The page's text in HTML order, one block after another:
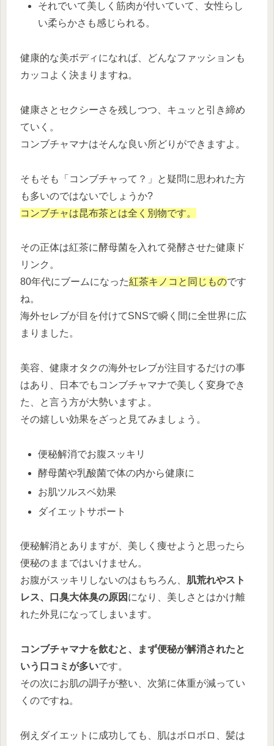
それでいて美しく筋肉が付いていて、女性らし
い柔らかさも感じられる。
健康的な美ボディになれば、どんなファッションも
カッコよく決まりますね。
健康さとセクシーさを残しつつ、キュッと引き締め
ていく。
コンブチャマナはそんな良い所どりができますよ。
そもそも「コンブチャって？」と疑問に思われた方
も多いのではないでしょうか?
コンブチャは昆布茶とは全く別物です。
その正体は紅茶に酵母菌を入れて発酵させた健康ド
リンク。
80年代にブームになった紅茶キノコと同じものです
ね。
海外セレブが目を付けてSNSで瞬く間に全世界に広
まりました。
美容、健康オタクの海外セレブが注目するだけの事
はあり、日本でもコンブチャマナで美しく変身でき
た、と言う方が大勢いますよ。
その嬉しい効果をざっと見てみましょう。
便秘解消でお腹スッキリ
酵母菌や乳酸菌で体の内から健康に
お肌ツルスベ効果
ダイエットサポート
便秘解消とありますが、美しく痩せようと思ったら
便秘のままではいけません。
お腹がスッキリしないのはもちろん、 肌荒れやスト
レス、口臭大体臭の原因 になり、美しさとはかけ離
れた外見になってしまいます。
コンブチャマナを飲むと、まず便秘が解消されたと
いう口コミが多いです。
その次にお肌の調子が整い、次第に体重が減ってい
くのですね。
例えダイエットに成功しても、肌はボロボロ、髪は